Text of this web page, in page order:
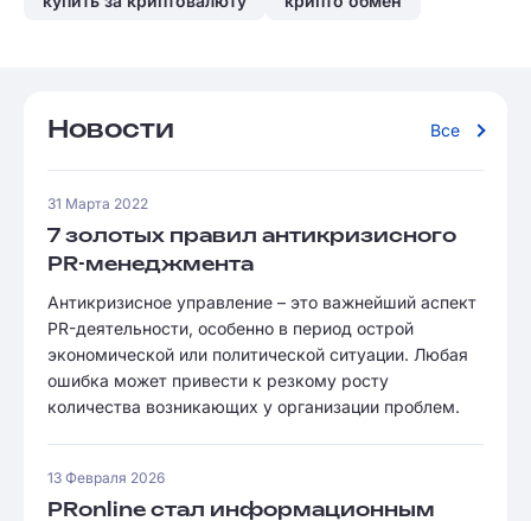
Новости Все
31 Марта 2022
7 золотых правил антикризисного
PR-менеджмента
Антикризисное управление – это важнейший аспект
PR-деятельности, особенно в период острой
экономической или политической ситуации. Любая
ошибка может привести к резкому росту
количества возникающих у организации проблем.
13 Февраля 2026
PRonline стал информационным